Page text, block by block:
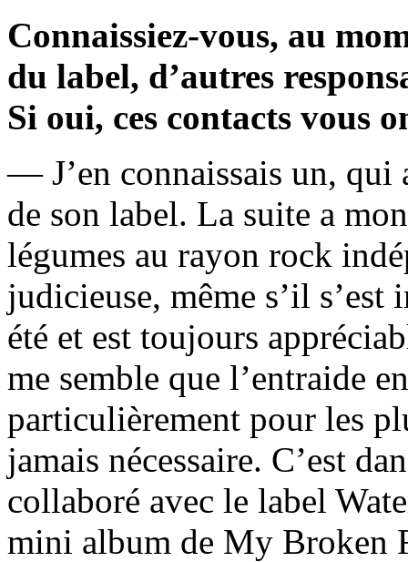
Connaissiez-vous, au
du label, d’autres
Si oui, ces contacts vous
— J’en connaissais un, qui
de son label. La suite a
légumes au rayon rock
judicieuse, même s’il
été et est toujours
me semble que l’entraide
particulièrement pour les
jamais nécessaire. C’est
collaboré avec le label
mini album de My Broken